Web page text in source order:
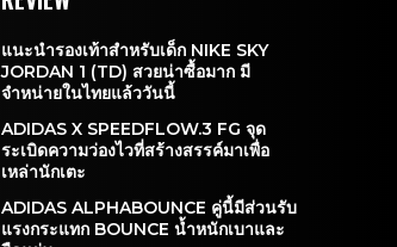
แนะนำรองเท้าสำหรับเด็ก NIKE SKY
JORDAN 1 (TD) สวยน่าซื้อมาก มี
จำหน่ายในไทยแล้ววันนี้
ADIDAS X SPEEDFLOW.3 FG จุด
ระเบิดความว่องไวที่สร้างสรรค์มาเพื่อ
เหล่านักเตะ
ADIDAS ALPHABOUNCE คู่นี้มีส่วนรับ
แรงกระแทก BOUNCE น้ำหนักเบาและ